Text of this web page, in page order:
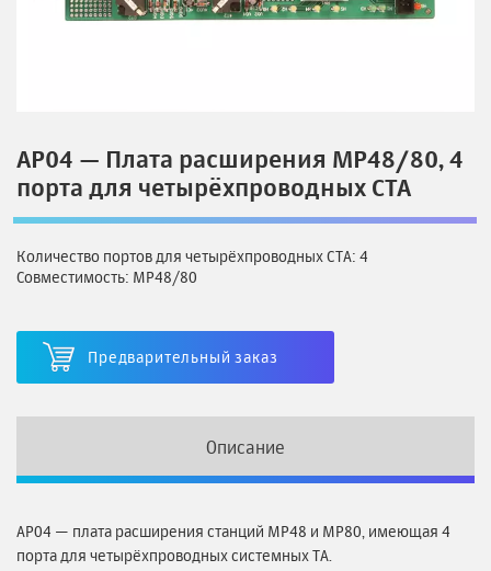
AP04 — Плата расширения MP48/80, 4
порта для четырёхпроводных СТА
Количество портов для четырёхпроводных СТА: 4
Совместимость: MP48/80
Предварительный заказ
Описание
AP04 — плата расширения станций MP48 и MP80, имеющая 4
порта для четырёхпроводных системных ТА.